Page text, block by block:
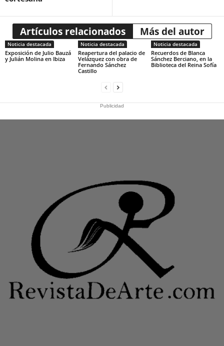
Artículos relacionados Más del autor
Noticia destacada
Exposición de Julio Bauzá
y Julián Molina en Ibiza
Noticia destacada
Reapertura del palacio de
Velázquez con obra de
Fernando Sánchez
Castillo
Noticia destacada
Recuerdos de Blanca
Sánchez Berciano, en la
Biblioteca del Reina Sofía
Publicidad